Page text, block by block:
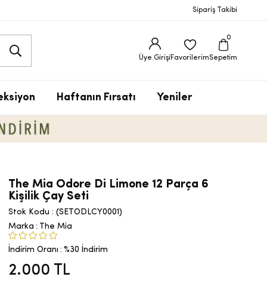
Sipariş Takibi
Üye Girişi FavorilerimSepetim
0
Haftanın Fırsatı Yeniler
The Mia Odore Di Limone 12 Parça 6
Kişilik Çay Seti
Stok Kodu
(SETODLCY0001)
Marka : The Mia
İndirim Oranı : %30 İndirim
2.000 TL